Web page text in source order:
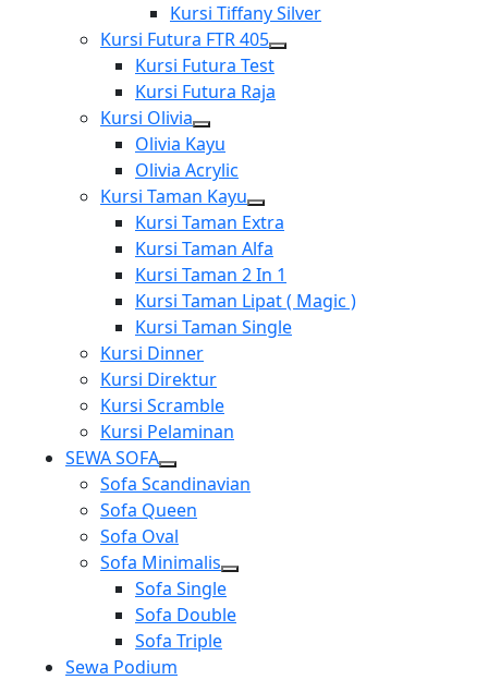
Kursi Tiffany Silver
Kursi Futura FTR 405
Kursi Futura Test
Kursi Futura Raja
Kursi Olivia
Show
sub
menu
Olivia Kayu
Olivia Acrylic
Kursi Taman Kayu
Show
sub
menu
Kursi Taman Extra
Kursi Taman Alfa
Kursi Taman 2 In 1
Kursi Taman Lipat ( Magic )
Kursi Taman Single
Kursi Dinner
Kursi Direktur
Kursi Scramble
Kursi Pelaminan
SEWA SOFA
Show
sub
menu
Sofa Scandinavian
Sofa Queen
Sofa Oval
Sofa Minimalis
sub
Sofa Single
Sofa Double
Sofa Triple
Sewa Podium